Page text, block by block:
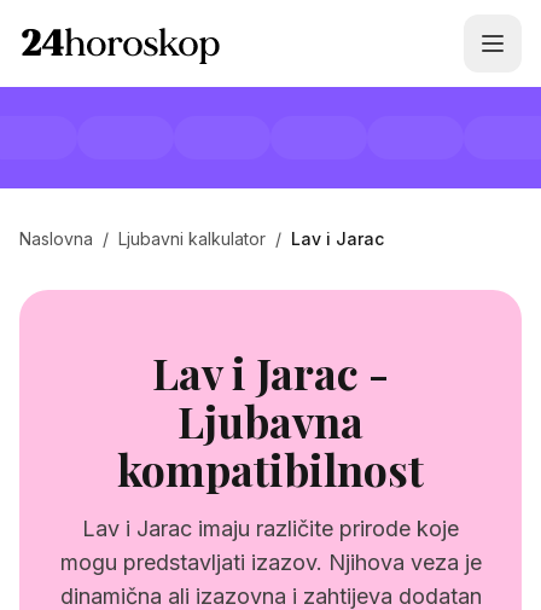
Naslovna / Ljubavni kalkulator / Lav i Jarac
Lav i Jarac -
Ljubavna
kompatibilnost
Lav i Jarac imaju različite prirode koje
mogu predstavljati izazov. Njihova veza je
dinamična ali izazovna i zahtijeva dodatan